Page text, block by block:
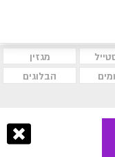
מגזין
הבלוגים